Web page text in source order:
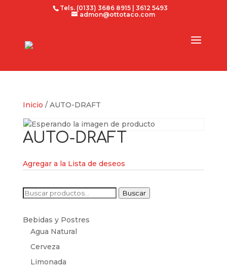
Tels. (0133) 3686 8915 | 3612 5493
admon@ottotaco.com
Inicio / AUTO-DRAFT
AUTO-DRAFT
Agregar a la Lista de deseos
Buscar
Buscar
Bebidas y Postres
Agua Natural
Cerveza
Limonada